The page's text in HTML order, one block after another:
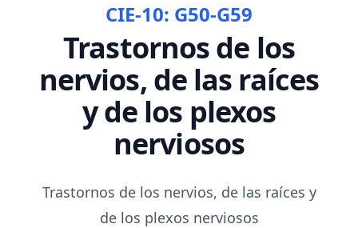
CIE-10: G50-G59
Trastornos de los
nervios, de las raíces
y de los plexos
nerviosos
Trastornos de los nervios, de las raíces y
de los plexos nerviosos